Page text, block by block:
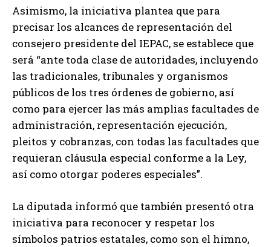
Asimismo, la iniciativa plantea que para
precisar los alcances de representación del
consejero presidente del IEPAC, se establece que
será “ante toda clase de autoridades, incluyendo
las tradicionales, tribunales y organismos
públicos de los tres órdenes de gobierno, así
como para ejercer las más amplias facultades de
administración, representación ejecución,
pleitos y cobranzas, con todas las facultades que
requieran cláusula especial conforme a la Ley,
así como otorgar poderes especiales”.
La diputada informó que también presentó otra
iniciativa para reconocer y respetar los
símbolos patrios estatales, como son el himno,